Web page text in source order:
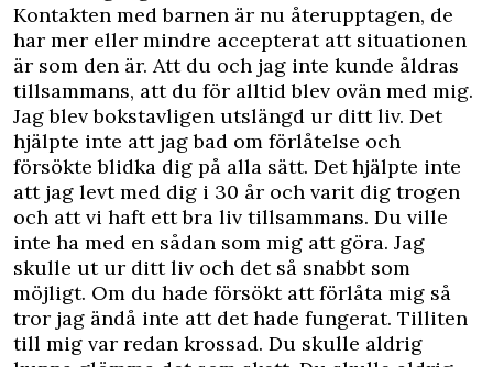
Kontakten med barnen är nu återupptagen, de
har mer eller mindre accepterat att situationen
är som den är. Att du och jag inte kunde åldras
tillsammans, att du för alltid blev ovän med mig.
Jag blev bokstavligen utslängd ur ditt liv. Det
hjälpte inte att jag bad om förlåtelse och
försökte blidka dig på alla sätt. Det hjälpte inte
att jag levt med dig i 30 år och varit dig trogen
och att vi haft ett bra liv tillsammans. Du ville
inte ha med en sådan som mig att göra. Jag
skulle ut ur ditt liv och det så snabbt som
möjligt. Om du hade försökt att förlåta mig så
tror jag ändå inte att det hade fungerat. Tilliten
till mig var redan krossad. Du skulle aldrig